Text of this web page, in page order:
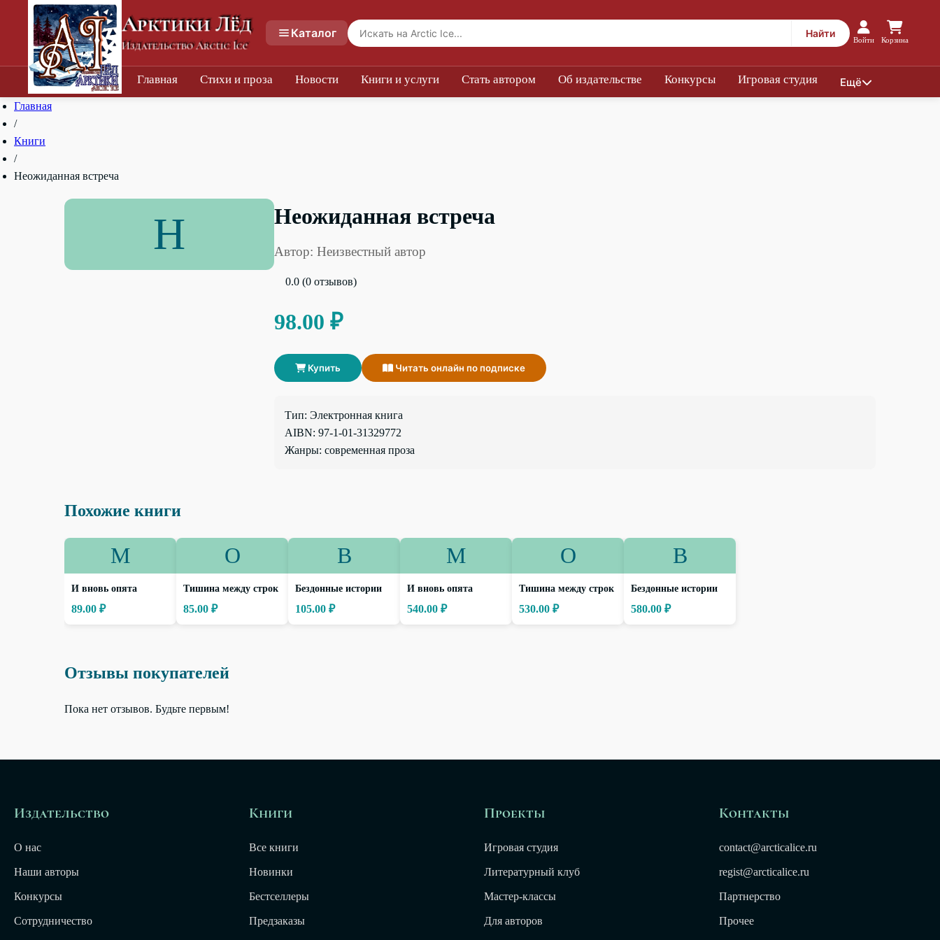
Арктики Лёд
Издательство Arctic Ice
Каталог Найти
Войти Корзина
Главная Стихи и проза Новости Книги и услуги Стать автором Об издательстве Конкурсы Игровая студия Ещё
Главная
/
Книги
/
Неожиданная встреча
Н Неожиданная встреча
Автор: Неизвестный автор
0.0 (0 отзывов)
98.00 ₽
Купить Читать онлайн по подписке
Тип: Электронная книга
AIBN: 97-1-01-31329772
Жанры: современная проза
Похожие книги
М
И вновь опята
89.00 ₽
О
Тишина между строк
85.00 ₽
В
Бездонные истории
105.00 ₽
М
И вновь опята
540.00 ₽
О
Тишина между строк
530.00 ₽
В
Бездонные истории
580.00 ₽
Отзывы покупателей
Пока нет отзывов. Будьте первым!
Издательство
О нас
Наши авторы
Конкурсы
Сотрудничество
Книги
Все книги
Новинки
Бестселлеры
Предзаказы
Проекты
Игровая студия
Литературный клуб
Мастер-классы
Для авторов
Контакты
contact@arcticalice.ru
regist@arcticalice.ru
Партнерство
Прочее